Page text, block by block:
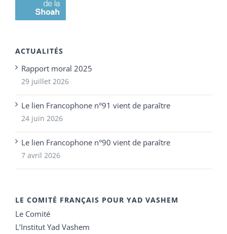
ACTUALITÉS
Rapport moral 2025
29 juillet 2026
Le lien Francophone n°91 vient de paraître
24 juin 2026
Le lien Francophone n°90 vient de paraître
7 avril 2026
LE COMITÉ FRANÇAIS POUR YAD VASHEM
Le Comité
L’Institut Yad Vashem